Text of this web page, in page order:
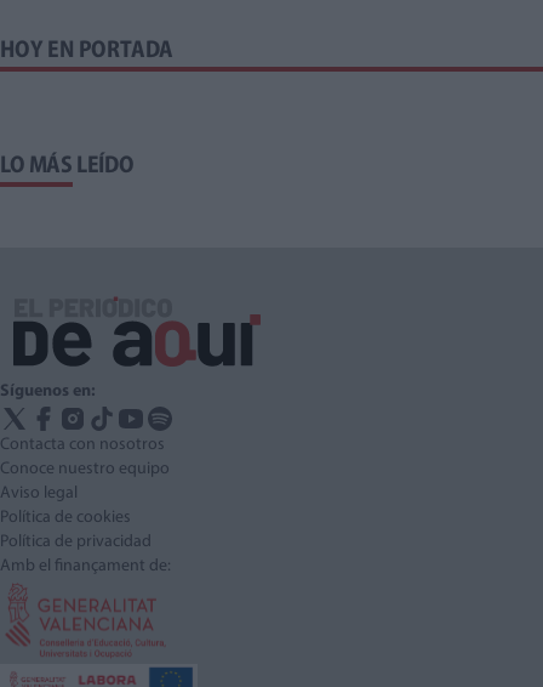
HOY EN PORTADA
LO MÁS LEÍDO
Síguenos en:
Contacta con nosotros
Conoce nuestro equipo
Aviso legal
Política de cookies
Política de privacidad
Amb el finançament de: